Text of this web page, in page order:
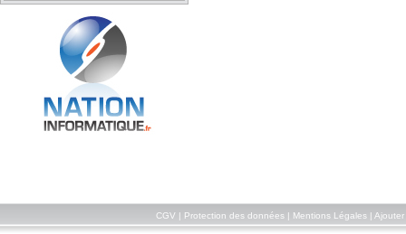
CGV Protection des données| Mentions Légales| Ajouter